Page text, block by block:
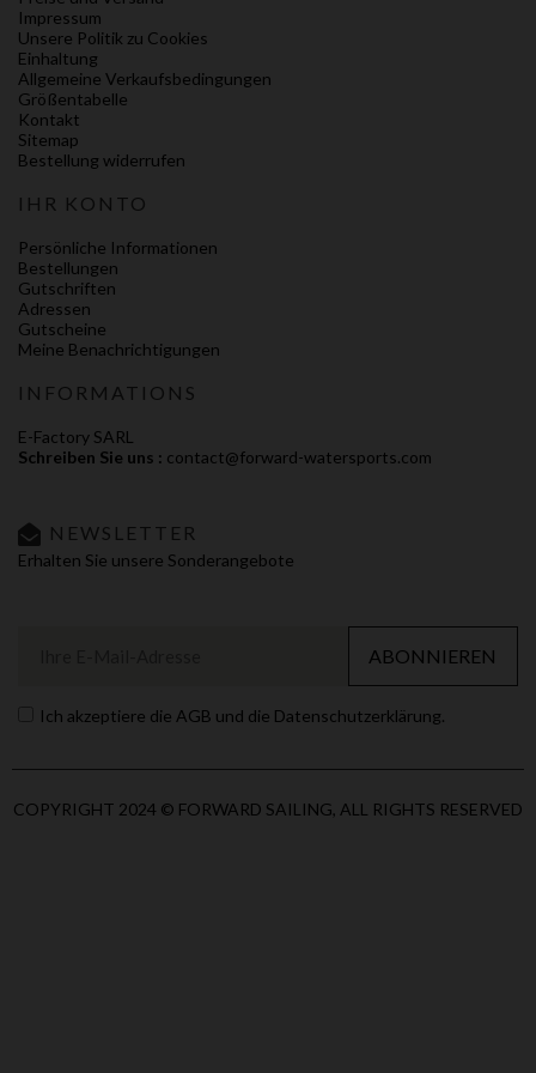
Impressum
Unsere Politik zu Cookies
Einhaltung
Allgemeine Verkaufsbedingungen
Größentabelle
Kontakt
Sitemap
Bestellung widerrufen
IHR KONTO
Persönliche Informationen
Bestellungen
Gutschriften
Adressen
Gutscheine
Meine Benachrichtigungen
INFORMATIONS
E-Factory SARL
Schreiben Sie uns : contact@forward-watersports.com
NEWSLETTER
Erhalten Sie unsere Sonderangebote
ABONNIEREN
Ich akzeptiere die AGB und die Datenschutzerklärung.
COPYRIGHT 2024 © FORWARD SAILING, ALL RIGHTS RESERVED